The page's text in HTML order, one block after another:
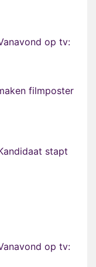
op tv:
filmposter
stapt
op tv: